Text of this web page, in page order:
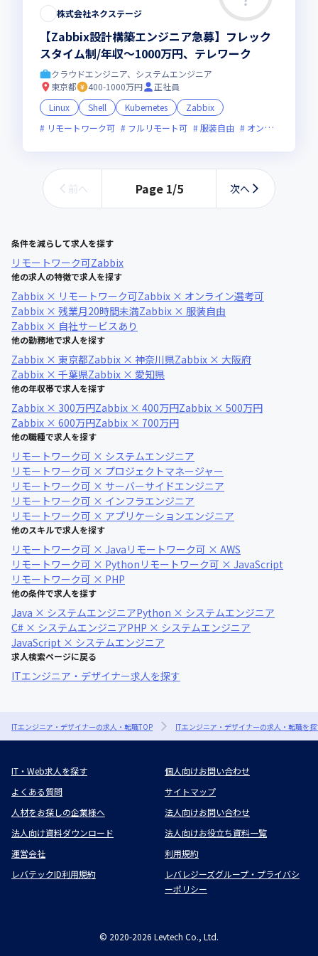
株式会社ネクステージ
【Zabbix設計構築エンジニア急募】フレック
スタイム制/年収～1000万円、テレワーク
クラウドエンジニア、システムエンジニア
東京都
400-1000万円
正社員
Linux
Shell Kubernetes
Zabbix
リモートワーク可
フルリモート可 服装自由 オンライン選考可
前へ Page 1/5 次へ
条件を減らして求人を探す
リモートワーク可Zabbix
他の求人の特徴で求人を探す
Zabbix × リモートワーク可Zabbix × オンライン選考可
Zabbix × 残業月20時間未満Zabbix × 服装自由
Zabbix × 自社サービスあり
他の勤務地で求人を探す
Zabbix × 東京都Zabbix × 神奈川県Zabbix × 大阪府
Zabbix × 千葉県Zabbix × 愛知県
他の年収帯で求人を探す
Zabbix × 300万円Zabbix × 400万円Zabbix × 500万円
Zabbix × 600万円Zabbix × 700万円
他の職種で求人を探す
リモートワーク可 × システムエンジニア
リモートワーク可 × プロジェクトマネージャー
リモートワーク可 × サーバーサイドエンジニア
リモートワーク可 × インフラエンジニア
リモートワーク可 × アプリケーションエンジニア
他のスキルで求人を探す
リモートワーク可 × Java リモートワーク可 × AWS
リモートワーク可 × Python リモートワーク可 × JavaScript
リモートワーク可 × PHP
他の条件で求人を探す
Java × システムエンジニアPython × システムエンジニア
C# × システムエンジニアPHP × システムエンジニア
JavaScript × システムエンジニア
求人検索ページに戻る
ITエンジニア・デザイナー求人を探す
ITエンジニア・デザイナーの求人・転職TOP ITエンジニア・デザイナーの求人・転職を
IT・Web求人を探す
個人向けお問い合わせ
よくある質問
サイトマップ
人材をお探しの企業様へ
法人向けお問い合わせ
法人向け資料ダウンロード
法人向けお役立ち資料一覧
運営会社
利用規約
レバテックID利用規約
レバレジーズグループ・プライバシ
ーポリシー
© 2020-2026 Levtech Co., Ltd.